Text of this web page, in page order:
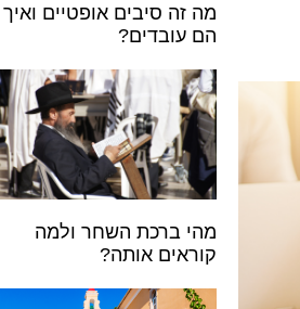
מה זה סיבים אופטיים ואיך
הם עובדים?
מהי ברכת השחר ולמה
קוראים אותה?